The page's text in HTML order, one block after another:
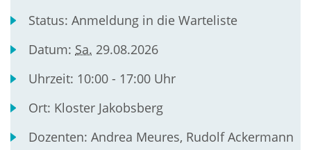
Status:Anmeldung in die Warteliste
Datum: Sa. 29.08.2026
Uhrzeit: 10:00 - 17:00 Uhr
Ort: Kloster Jakobsberg
Dozenten:Andrea Meures, Rudolf Ackermann